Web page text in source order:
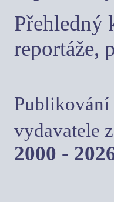
Přehledný
reportáže,
Publikování
vydavatele
2000 -